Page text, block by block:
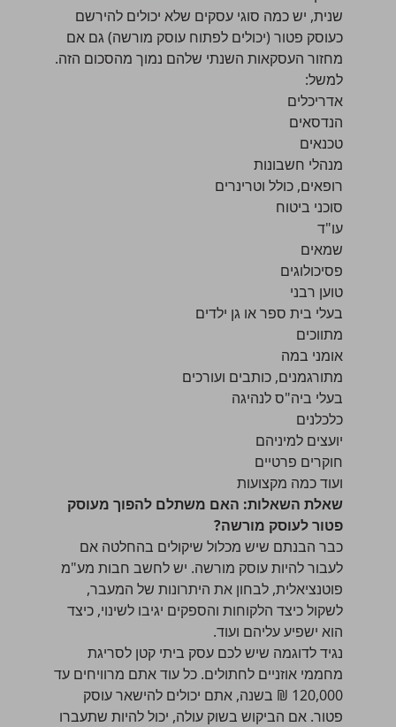
שנית, יש כמה סוגי עסקים שלא יכולים להירשם
כעוסק פטור (יכולים לפתוח עוסק מורשה) גם אם
מחזור העסקאות השנתי שלהם נמוך מהסכום הזה.
למשל:
אדריכלים
הנדסאים
טכנאים
מנהלי חשבונות
רופאים, כולל וטרינרים
סוכני ביטוח
עו"ד
שמאים
פסיכולוגים
טוען רבני
בעלי בית ספר או גן ילדים
מתווכים
אומני במה
מתורגמנים, כותבים ועורכים
בעלי ביה"ס לנהיגה
כלכלנים
יועצים למיניהם
חוקרים פרטיים
ועוד כמה מקצועות
שאלת השאלות: האם משתלם להפוך מעוסק
פטור לעוסק מורשה?
כבר הבנתם שיש מכלול שיקולים בהחלטה אם
לעבור להיות עוסק מורשה. יש לחשב חבות מע"מ
פוטנציאלית, לבחון את היתרונות של המעבר,
לשקול כיצד הלקוחות והספקים יגיבו לשינוי, כיצד
הוא ישפיע עליהם ועוד.
נגיד לדוגמה שיש לכם עסק ביתי קטן לסריגת
מחממי אוזניים לחתולים. כל עוד אתם מרוויחים עד
120,000 ₪ בשנה, אתם יכולים להישאר עוסק
פטור. אם הביקוש בשוק עולה, יכול להיות שתעברו